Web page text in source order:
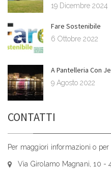
19 Dicembre 2024
Fare Sostenibile
6 Ottobre 2022
A Pantelleria Con
9 Agosto 2022
CONTATTI
Per maggiori informazioni o
Via Girolamo Magnani, 10 -